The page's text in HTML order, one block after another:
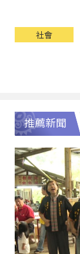
社會
推薦新聞